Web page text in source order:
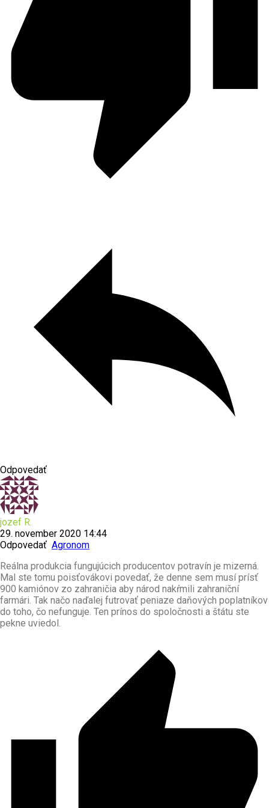
Odpovedať
jozef R.
29. november 2020 14:44
Odpovedať Agronom
Reálna produkcia fungujúcich producentov potravín je mizerná.
Mal ste tomu poisťovákovi povedať, že denne sem musí prísť
900 kamiónov zo zahraničia aby národ nakŕmili zahraniční
farmári. Tak načo naďalej futrovať peniaze daňových poplatníkov
do toho, čo nefunguje. Ten prínos do spoločnosti a štátu ste
pekne uviedol.